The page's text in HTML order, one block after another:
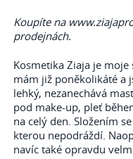
Koupíte na
prodejnách.
Kosmetika Ziaja je moje
mám již poněkolikáté a
lehký, nezanechává
pod make-up, pleť
na celý den. Složením
kterou nepodráždí.
navíc také opravdu